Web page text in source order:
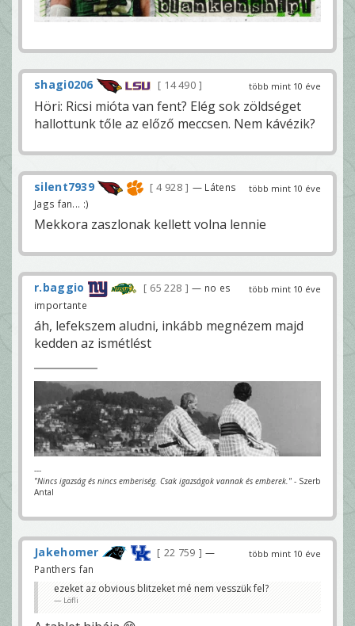
több mint 10 éve
shagi0206 14 490
Höri: Ricsi mióta van fent? Elég sok zöldséget
hallottunk tőle az előző meccsen. Nem kávézik?
több mint 10 éve
silent7939 4 928
— Látens
Jags fan... :)
Mekkora zaszlonak kellett volna lennie
több mint 10 éve
r.baggio 65 228
— no es
importante
áh, lefekszem aludni, inkább megnézem majd
kedden az ismétlést
---
"Nincs igazság és nincs emberiség. Csak igazságok vannak és emberek." - Szerb
Antal
több mint 10 éve
Jakehomer 22 759
—
Panthers fan
ezeket az obvious blitzeket mé nem vesszük fel?
Löfli